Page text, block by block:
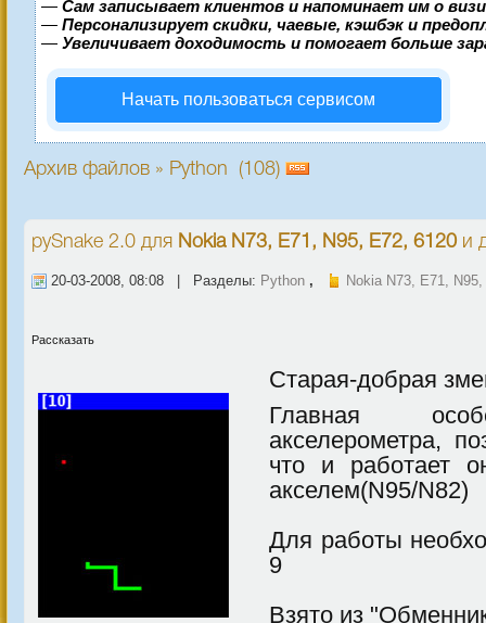
— Сам записывает клиентов и напоминает им о
— Персонализирует скидки, чаевые, кэшбэк и
— Увеличивает доходимость и помогает больше
Начать пользоваться сервисом
Архив файлов » Python (108)
pySnake 2.0 для Nokia N73, E71, N95, E72, 6120и
20-03-2008, 08:08 | Разделы: Python , Nokia N73, E71,
Рассказать
Старая-добрая
Главная
акселерометра,
что и работает
акселем(N95/N82)
Для работы
9
Взято из